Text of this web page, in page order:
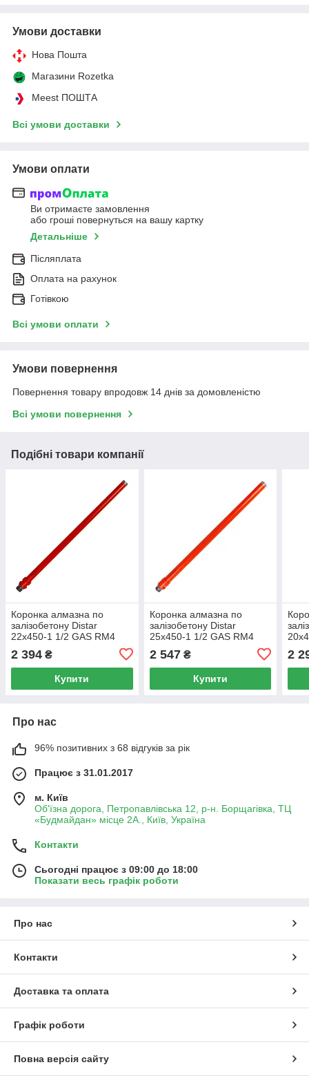
Умови доставки
Нова Пошта
Магазини Rozetka
Meest ПОШТА
Всі умови доставки
Умови оплати
Ви отримаєте замовлення
або гроші повернуться на вашу картку
Детальніше
Післяплата
Оплата на рахунок
Готівкою
Всі умови оплати
Умови повернення
Повернення товару впродовж 14 днів за домовленістю
Всі умови повернення
Подібні товари компанії
Коронка алмазна по
залізобетону Distar
22x450-1 1/2 GAS RM4
2 394 ₴
Купити
Коронка алмазна по
залізобетону Distar
25x450-1 1/2 GAS RM4
2 547₴
Купити
2
Про нас
96% позитивних з 68 відгуків за рік
Працює з 31.01.2017
м. Київ
Об'їзна дорога, Петропавлівська 12, р-н. Борщагівка, ТЦ
«Будмайдан» місце 2А., Київ, Україна
Контакти
Сьогодні працює з 09:00 до 18:00
Показати весь графік роботи
Про нас
Контакти
Доставка та оплата
Графік роботи
Повна версія сайту